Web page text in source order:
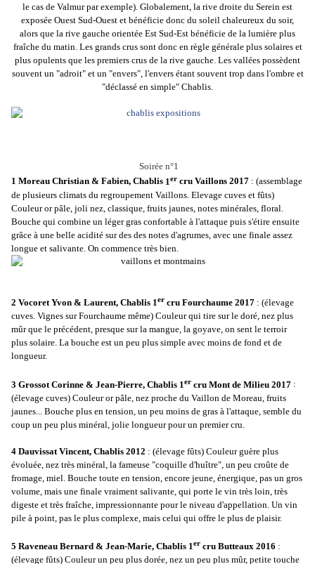
le cas de Valmur par exemple). Globalement, la rive droite du Serein est
exposée Ouest Sud-Ouest et bénéficie donc du soleil chaleureux du soir,
alors que la rive gauche orientée Est Sud-Est bénéficie de la lumière plus
fraîche du matin. Les grands crus sont donc en règle générale plus solaires et
plus opulents que les premiers crus de la rive gauche. Les vallées possèdent
souvent un "adroit" et un "envers", l'envers étant souvent trop dans l'ombre et
"déclassé en simple" Chablis.
Soirée n°1
1 Moreau Christian & Fabien, Chablis 1er cru Vaillons 2017 : (assemblage
de plusieurs climats du regroupement Vaillons. Elevage cuves et fûts)
Couleur or pâle, joli nez, classique, fruits jaunes, notes minérales, floral.
Bouche qui combine un léger gras confortable à l'attaque puis s'étire ensuite
grâce à une belle acidité sur des des notes d'agrumes, avec une finale assez
longue et salivante. On commence très bien.
2 Vocoret Yvon & Laurent, Chablis 1er cru Fourchaume 2017 : (élevage
cuves. Vignes sur Fourchaume même) Couleur qui tire sur le doré, nez plus
mûr que le précédent, presque sur la mangue, la goyave, on sent le terroir
plus solaire. La bouche est un peu plus simple avec moins de fond et de
longueur.
3 Grossot Corinne & Jean-Pierre, Chablis 1er cru Mont de Milieu 2017 :
(élevage cuves) Couleur or pâle, nez proche du Vaillon de Moreau, fruits
jaunes... Bouche plus en tension, un peu moins de gras à l'attaque, semble du
coup un peu plus minéral, jolie longueur pour un premier cru.
4 Dauvissat Vincent, Chablis 2012 : (élevage fûts) Couleur guère plus
évoluée, nez très minéral, la fameuse "coquille d'huître", un peu croûte de
fromage, miel. Bouche toute en tension, encore jeune, énergique, pas un gros
volume, mais une finale vraiment salivante, qui porte le vin très loin, très
digeste et très fraîche, impressionnante pour le niveau d'appellation. Un vin
pile à point, pas le plus complexe, mais celui qui offre le plus de plaisir.
5 Raveneau Bernard & Jean-Marie, Chablis 1er cru Butteaux 2016 :
(élevage fûts) Couleur un peu plus dorée, nez un peu plus mûr, petite touche